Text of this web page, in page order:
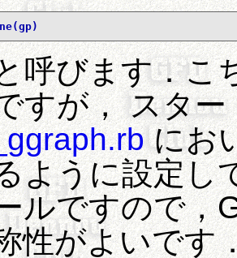
呼びます．こ
すが， スタ
にお
ように設定し
ルですので，
性がよいです